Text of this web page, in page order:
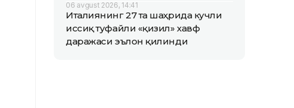
06 avgust 2026, 14:41
Италиянинг 27 та шаҳрида кучли
иссиқ туфайли «қизил» хавф
даражаси эълон қилинди